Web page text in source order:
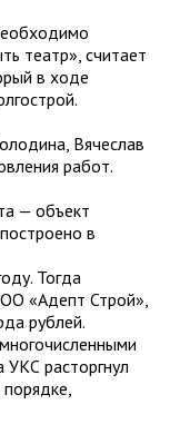
театр», считает
в ходе
Вячеслав
работ.
— объект
в
Тогда
«Адепт Строй»,
рублей.
УКС расторгнул